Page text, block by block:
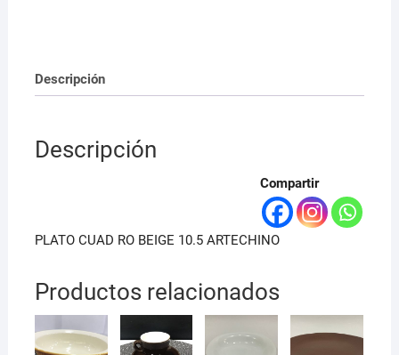
Descripción
Descripción
Compartir
PLATO CUAD RO BEIGE 10.5 ARTECHINO
Productos relacionados